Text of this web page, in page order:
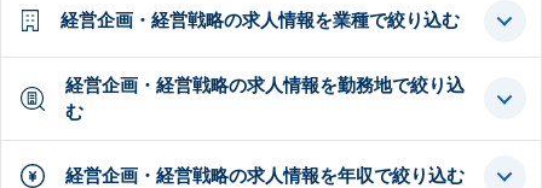
経営企画・経営戦略の求人情報を業種で絞り込む
経営企画・経営戦略の求人情報を勤務地で絞り込
む
経営企画・経営戦略の求人情報を年収で絞り込む